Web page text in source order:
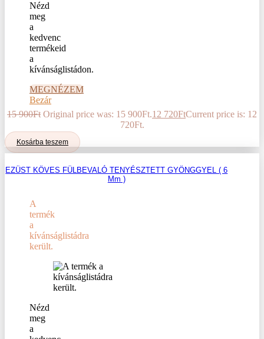
Nézd
meg
a
kedvenc
termékeid
a
kívánságlistádon.
MEGNÉZEM
Bezár
15 900Ft Original price was: 15 900Ft.12 720FtCurrent price is: 12
720Ft.
Kosárba teszem
EZÜST KÖVES FÜLBEVALÓ TENYÉSZTETT GYÖNGGYEL ( 6
Mm )
A
termék
a
kívánságlistádra
került.
Nézd
meg
a